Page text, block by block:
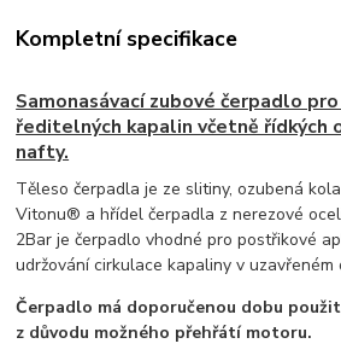
Kompletní specifikace
Samonasávací zubové čerpadlo
ředitelných kapalin včetně řídkých
nafty.
Těleso čerpadla je ze slitiny, ozubená
Vitonu® a hřídel čerpadla z nerezové
2Bar je čerpadlo vhodné pro postřikové
udržování cirkulace kapaliny v uzavřeném
Čerpadlo má doporučenou dobu
z důvodu možného přehřátí motoru.